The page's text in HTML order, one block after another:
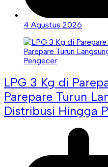
4 Agustus 2026
LPG 3 Kg di
Parepare Turun
Distribusi Hingga